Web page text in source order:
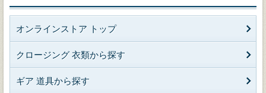
オンラインストア トップ
クロージング 衣類から探す
ギア 道具から探す